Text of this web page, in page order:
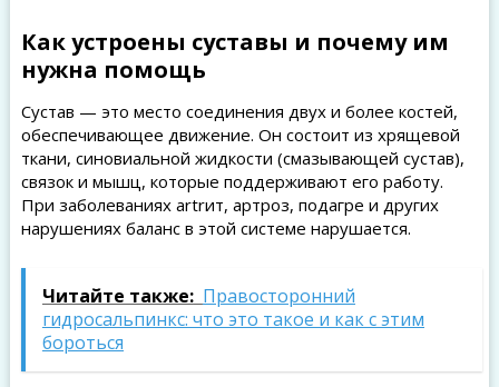
Как устроены суставы и почему им
нужна помощь
Сустав — это место соединения двух и более костей,
обеспечивающее движение. Он состоит из хрящевой
ткани, синовиальной жидкости (смазывающей сустав),
связок и мышц, которые поддерживают его работу.
При заболеваниях artrит, артроз, подагре и других
нарушениях баланс в этой системе нарушается.
Читайте также: Правосторонний
гидросальпинкс: что это такое и как с этим
бороться